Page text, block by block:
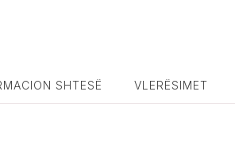
SHTESË VLERËSIMET